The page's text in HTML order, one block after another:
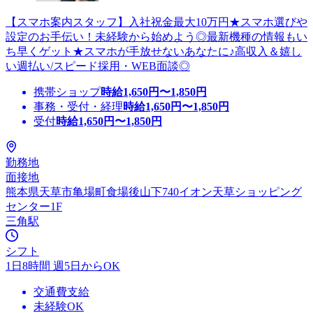
【スマホ案内スタッフ】入社祝金最大10万円★スマホ選びや
設定のお手伝い！未経験から始めよう◎最新機種の情報もい
ち早くゲット★スマホが手放せないあなたに♪高収入＆嬉し
い週払い/スピード採用・WEB面談◎
携帯ショップ時給1,650円〜1,850円
事務・受付・経理時給1,650円〜1,850円
受付時給1,650円〜1,850円
勤務地
面接地
熊本県天草市亀場町食場後山下740イオン天草ショッピング
センター1F
三角駅
シフト
1日8時間 週5日からOK
交通費支給
未経験OK